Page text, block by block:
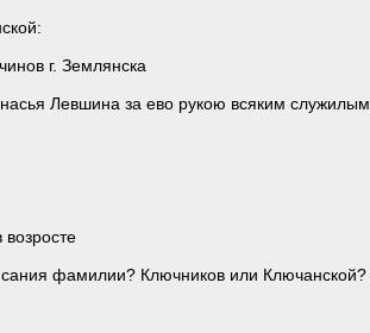
г. Землянска
Левшина за ево рукою всяким служилым
фамилии? Ключников или Ключанской?